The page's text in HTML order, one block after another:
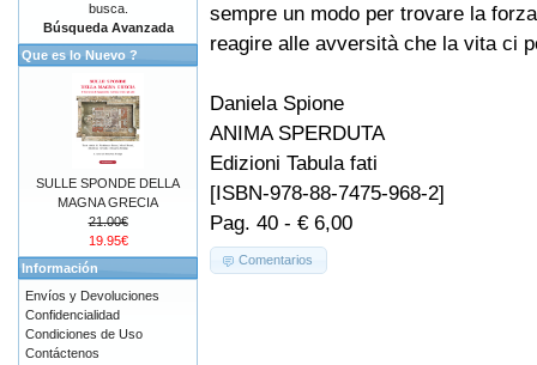
sempre un modo per trovare la
reagire alle avversità che la vita ci
Daniela Spione
ANIMA SPERDUTA
Edizioni Tabula fati
[ISBN-978-88-7475-968-2]
Pag. 40 - € 6,00
Comentarios
busca.
Búsqueda Avanzada
Que es lo Nuevo ?
SULLE SPONDE DELLA
MAGNA GRECIA
21.00€
19.95€
Información
Envíos y Devoluciones
Confidencialidad
Condiciones de Uso
Contáctenos